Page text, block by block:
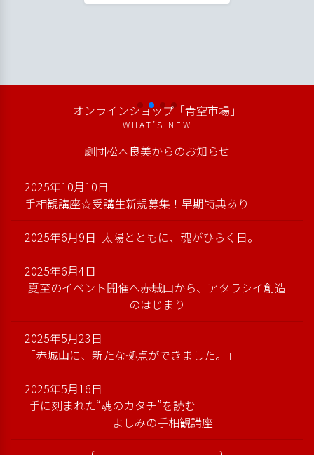
オンラインショップ「青空市場」
WHAT’S NEW
劇団松本良美からのお知らせ
2025年10月10日
手相観講座☆受講生新規募集！早期特典あり
2025年6月9日 太陽とともに、魂がひらく日。
2025年6月4日
夏至のイベント開催へ――赤城山から、アタラシイ創造
のはじまり
2025年5月23日
「赤城山に、新たな拠点ができました。」
2025年5月16日
手に刻まれた“魂のカタチ”を読む
｜よしみの手相観講座